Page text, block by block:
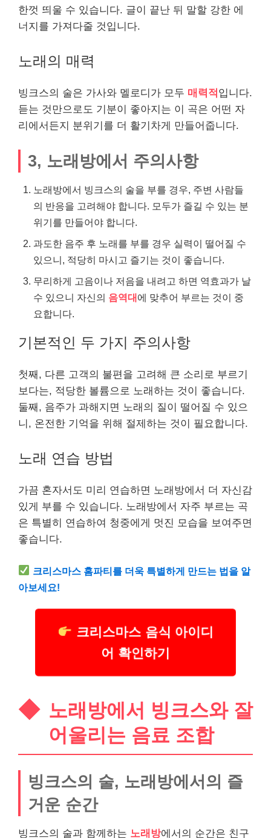
한껏 띄울 수 있습니다. 글이 끝난 뒤 말할 강한 에
너지를 가져다줄 것입니다.
노래의 매력
빙크스의 술은 가사와 멜로디가 모두 매력적 입니다.
듣는 것만으로도 기분이 좋아지는 이 곡은 어떤 자
리에서든지 분위기를 더 활기차게 만들어줍니다.
3, 노래방에서 주의사항
노래방에서 빙크스의 술을 부를 경우, 주변 사람들
의 반응을 고려해야 합니다. 모두가 즐길 수 있는 분
위기를 만들어야 합니다.
과도한 음주 후 노래를 부를 경우 실력이 떨어질 수
있으니, 적당히 마시고 즐기는 것이 좋습니다.
무리하게 고음이나 저음을 내려고 하면 역효과가 날
수 있으니 자신의 음역대에 맞추어 부르는 것이 중
요합니다.
기본적인 두 가지 주의사항
첫째, 다른 고객의 불편을 고려해 큰 소리로 부르기
보다는, 적당한 볼륨으로 노래하는 것이 좋습니다.
둘째, 음주가 과해지면 노래의 질이 떨어질 수 있으
니, 온전한 기억을 위해 절제하는 것이 필요합니다.
노래 연습 방법
가끔 혼자서도 미리 연습하면 노래방에서 더 자신감
있게 부를 수 있습니다. 노래방에서 자주 부르는 곡
은 특별히 연습하여 청중에게 멋진 모습을 보여주면
좋습니다.
크리스마스 홈파티를 더욱 특별하게 만드는 법을 알
아보세요!
크리스마스 음식 아이디
어 확인하기
노래방에서 빙크스와 잘
어울리는 음료 조합
빙크스의 술, 노래방에서의 즐
거운 순간
빙크스의 술과 함께하는 노래방에서의 순간은 친구